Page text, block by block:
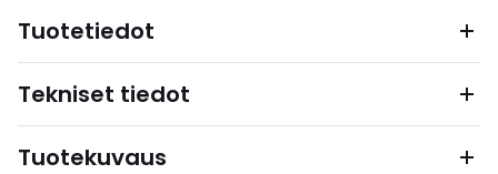
Tuotetiedot
Tekniset tiedot
Tuotekuvaus